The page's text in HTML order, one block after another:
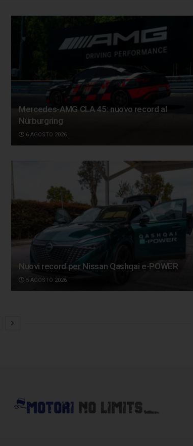
Mercedes-AMG CLA 45: nuovo record al
Nürburgring
6 AGOSTO 2026
Nuovi record per Nissan Qashqai e-POWER
5 AGOSTO 2026